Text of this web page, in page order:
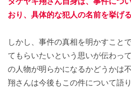
おり、具体的な犯人の名前を挙げ
しかし、事件の真相を明かすこと
てもらいたいという思いが伝わっ
の人物が明らかになるかどうかは
翔さんは今後もこの件について語